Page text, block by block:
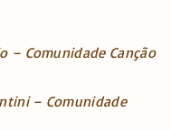
– Comunidade Canção
– Comunidade